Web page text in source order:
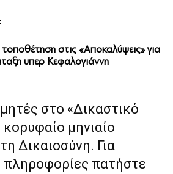
στις «Αποκαλύψεις» για
υπερ Κεφαλογιάννη
στο «Δικαστικό
μηνιαίο
Δικαιοσύνη. Για
πληροφορίες πατήστε